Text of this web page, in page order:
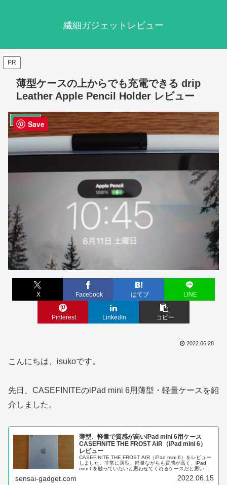
繊細ガジェットレビュー
PR
薄型ケースの上からでも充電できる drip
Leather Apple Pencil Holder レビュー
タブレット
X Facebook はてブ LINE
Pinterest LinkedIn コピー
2022.06.28
こんにちは、isukoです。
先日、CASEFINITEのiPad mini 6用薄型・軽量ケースを紹
介しました。
薄型、軽量で質感が高いiPad mini 6用ケース
CASEFINITE THE FROST AIR（iPad mini 6）
レビュー
CASEFINITE THE FROST AIR（iPad mini 6）をレビュー
しました。非常に薄型、軽量ながらも質感が高く、iPad
mini 6を触っていたいと思わせてくれるケースだと思いま
sensai-gadget.com 2022.06.15
Save